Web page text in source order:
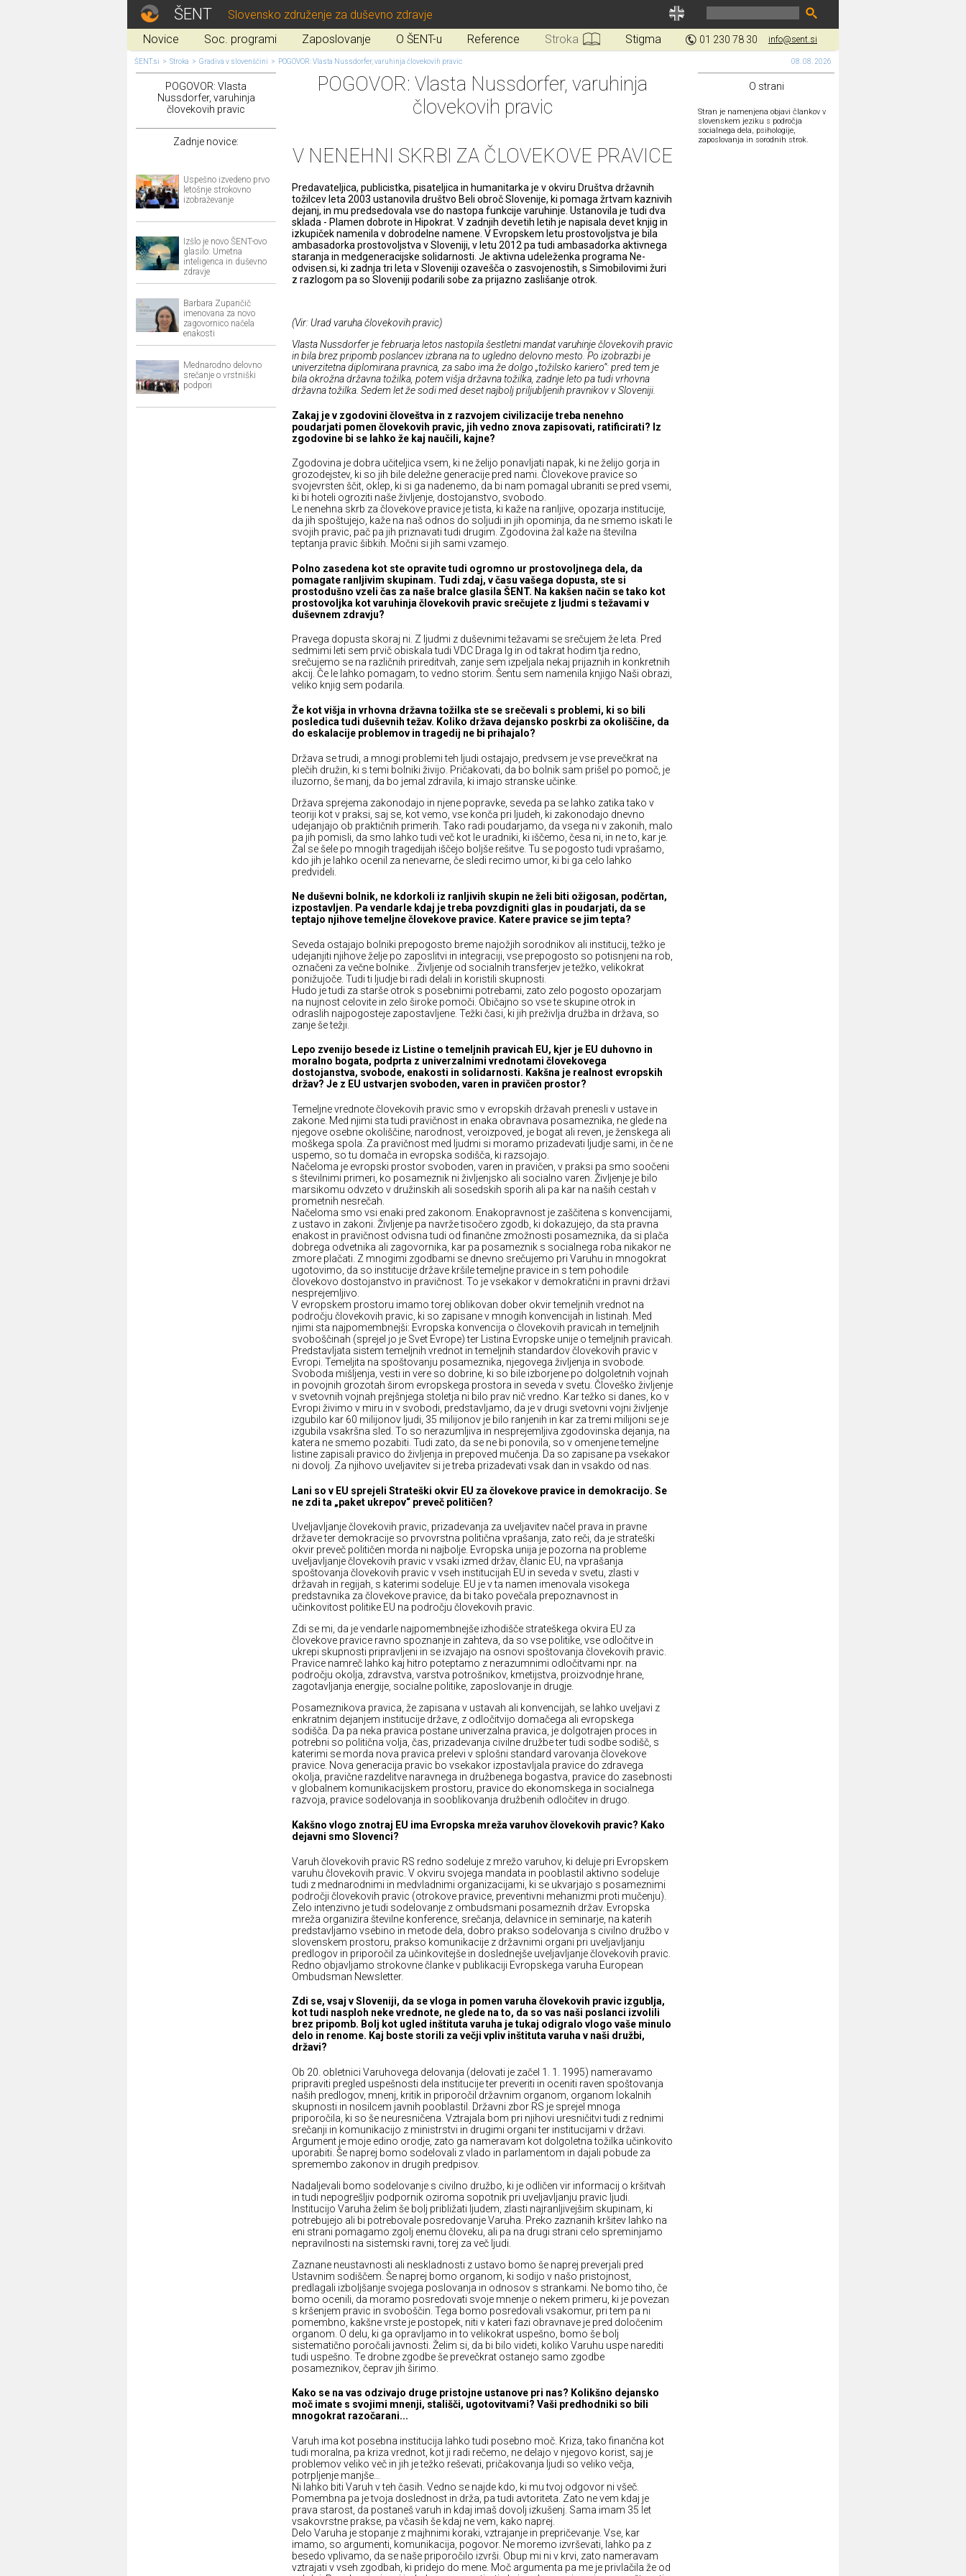
ŠENT Slovensko združenje za duševno zdravje
01 230 78 30
Novice Soc. programi Zaposlovanje O ŠENT-u Reference Stroka Stigma info@sent.si
08. 08. 2026
ŠENT.si > Stroka > Gradiva v slovenščini > POGOVOR: Vlasta Nussdorfer, varuhinja človekovih pravic
POGOVOR: Vlasta
Nussdorfer, varuhinja
človekovih pravic
Zadnje novice:
Uspešno izvedeno prvo
letošnje strokovno
izobraževanje
Izšlo je novo ŠENT-ovo
glasilo: Umetna
inteligenca in duševno
zdravje
Barbara Zupančič
imenovana za novo
zagovornico načela
enakosti
Mednarodno delovno
srečanje o vrstniški
podpori
POGOVOR: Vlasta Nussdorfer, varuhinja
človekovih pravic
V NENEHNI SKRBI ZA ČLOVEKOVE PRAVICE
Predavateljica, publicistka, pisateljica in humanitarka je v okviru Društva državnih
tožilcev leta 2003 ustanovila društvo Beli obroč Slovenije, ki pomaga žrtvam kaznivih
dejanj, in mu predsedovala vse do nastopa funkcije varuhinje. Ustanovila je tudi dva
sklada - Plamen dobrote in Hipokrat. V zadnjih devetih letih je napisala devet knjig in
izkupiček namenila v dobrodelne namene. V Evropskem letu prostovoljstva je bila
ambasadorka prostovoljstva v Sloveniji, v letu 2012 pa tudi ambasadorka aktivnega
staranja in medgeneracijske solidarnosti. Je aktivna udeleženka programa Ne-
odvisen.si, ki zadnja tri leta v Sloveniji ozavešča o zasvojenostih, s Simobilovimi žuri
z razlogom pa so Sloveniji podarili sobe za prijazno zaslišanje otrok.
(Vir: Urad varuha človekovih pravic)
Vlasta Nussdorfer je februarja letos nastopila šestletni mandat varuhinje človekovih pravic
in bila brez pripomb poslancev izbrana na to ugledno delovno mesto. Po izobrazbi je
univerzitetna diplomirana pravnica, za sabo ima že dolgo „tožilsko kariero“: pred tem je
bila okrožna državna tožilka, potem višja državna tožilka, zadnje leto pa tudi vrhovna
državna tožilka. Sedem let že sodi med deset najbolj priljubljenih pravnikov v Sloveniji.
Zakaj je v zgodovini človeštva in z razvojem civilizacije treba nenehno
poudarjati pomen človekovih pravic, jih vedno znova zapisovati, ratificirati? Iz
zgodovine bi se lahko že kaj naučili, kajne?
Zgodovina je dobra učiteljica vsem, ki ne želijo ponavljati napak, ki ne želijo gorja in
grozodejstev, ki so jih bile deležne generacije pred nami. Človekove pravice so
svojevrsten ščit, oklep, ki si ga nadenemo, da bi nam pomagal ubraniti se pred vsemi,
ki bi hoteli ogroziti naše življenje, dostojanstvo, svobodo.
Le nenehna skrb za človekove pravice je tista, ki kaže na ranljive, opozarja institucije,
da jih spoštujejo, kaže na naš odnos do soljudi in jih opominja, da ne smemo iskati le
svojih pravic, pač pa jih priznavati tudi drugim. Zgodovina žal kaže na številna
teptanja pravic šibkih. Močni si jih sami vzamejo.
Polno zasedena kot ste opravite tudi ogromno ur prostovoljnega dela, da
pomagate ranljivim skupinam. Tudi zdaj, v času vašega dopusta, ste si
prostodušno vzeli čas za naše bralce glasila ŠENT. Na kakšen način se tako kot
prostovoljka kot varuhinja človekovih pravic srečujete z ljudmi s težavami v
duševnem zdravju?
Pravega dopusta skoraj ni. Z ljudmi z duševnimi težavami se srečujem že leta. Pred
sedmimi leti sem prvič obiskala tudi VDC Draga Ig in od takrat hodim tja redno,
srečujemo se na različnih prireditvah, zanje sem izpeljala nekaj prijaznih in konkretnih
akcij. Če le lahko pomagam, to vedno storim. Šentu sem namenila knjigo Naši obrazi,
veliko knjig sem podarila.
Že kot višja in vrhovna državna tožilka ste se srečevali s problemi, ki so bili
posledica tudi duševnih težav. Koliko država dejansko poskrbi za okoliščine, da
do eskalacije problemov in tragedij ne bi prihajalo?
Država se trudi, a mnogi problemi teh ljudi ostajajo, predvsem je vse prevečkrat na
plečih družin, ki s temi bolniki živijo. Pričakovati, da bo bolnik sam prišel po pomoč, je
iluzorno, še manj, da bo jemal zdravila, ki imajo stranske učinke.
Država sprejema zakonodajo in njene popravke, seveda pa se lahko zatika tako v
teoriji kot v praksi, saj se, kot vemo, vse konča pri ljudeh, ki zakonodajo dnevno
udejanjajo ob praktičnih primerih. Tako radi poudarjamo, da vsega ni v zakonih, malo
pa jih pomisli, da smo lahko tudi več kot le uradniki, ki iščemo, česa ni, in ne to, kar je.
Žal se šele po mnogih tragedijah iščejo boljše rešitve. Tu se pogosto tudi vprašamo,
kdo jih je lahko ocenil za nenevarne, če sledi recimo umor, ki bi ga celo lahko
predvideli.
Ne duševni bolnik, ne kdorkoli iz ranljivih skupin ne želi biti ožigosan, podčrtan,
izpostavljen. Pa vendarle kdaj je treba povzdigniti glas in poudarjati, da se
teptajo njihove temeljne človekove pravice. Katere pravice se jim tepta?
Seveda ostajajo bolniki prepogosto breme najožjih sorodnikov ali institucij, težko je
udejanjiti njihove želje po zaposlitvi in integraciji, vse prepogosto so potisnjeni na rob,
označeni za večne bolnike... Življenje od socialnih transferjev je težko, velikokrat
ponižujoče. Tudi ti ljudje bi radi delali in koristili skupnosti.
Hudo je tudi za starše otrok s posebnimi potrebami, zato zelo pogosto opozarjam
na nujnost celovite in zelo široke pomoči. Običajno so vse te skupine otrok in
odraslih najpogosteje zapostavljene. Težki časi, ki jih preživlja družba in država, so
zanje še težji.
Lepo zvenijo besede iz Listine o temeljnih pravicah EU, kjer je EU duhovno in
moralno bogata, podprta z univerzalnimi vrednotami človekovega
dostojanstva, svobode, enakosti in solidarnosti. Kakšna je realnost evropskih
držav? Je z EU ustvarjen svoboden, varen in pravičen prostor?
Temeljne vrednote človekovih pravic smo v evropskih državah prenesli v ustave in
zakone. Med njimi sta tudi pravičnost in enaka obravnava posameznika, ne glede na
njegove osebne okoliščine, narodnost, veroizpoved, je bogat ali reven, je ženskega ali
moškega spola. Za pravičnost med ljudmi si moramo prizadevati ljudje sami, in če ne
uspemo, so tu domača in evropska sodišča, ki razsojajo.
Načeloma je evropski prostor svoboden, varen in pravičen, v praksi pa smo soočeni
s številnimi primeri, ko posameznik ni življenjsko ali socialno varen. Življenje je bilo
marsikomu odvzeto v družinskih ali sosedskih sporih ali pa kar na naših cestah v
prometnih nesrečah.
Načeloma smo vsi enaki pred zakonom. Enakopravnost je zaščitena s konvencijami,
z ustavo in zakoni. Življenje pa navrže tisočero zgodb, ki dokazujejo, da sta pravna
enakost in pravičnost odvisna tudi od finančne zmožnosti posameznika, da si plača
dobrega odvetnika ali zagovornika, kar pa posameznik s socialnega roba nikakor ne
zmore plačati. Z mnogimi zgodbami se dnevno srečujemo pri Varuhu in mnogokrat
ugotovimo, da so institucije države kršile temeljne pravice in s tem pohodile
človekovo dostojanstvo in pravičnost. To je vsekakor v demokratični in pravni državi
nesprejemljivo.
V evropskem prostoru imamo torej oblikovan dober okvir temeljnih vrednot na
področju človekovih pravic, ki so zapisane v mnogih konvencijah in listinah. Med
njimi sta najpomembnejši: Evropska konvencija o človekovih pravicah in temeljnih
svoboščinah (sprejel jo je Svet Evrope) ter Listina Evropske unije o temeljnih pravicah.
Predstavljata sistem temeljnih vrednot in temeljnih standardov človekovih pravic v
Evropi. Temeljita na spoštovanju posameznika, njegovega življenja in svobode.
Svoboda mišljenja, vesti in vere so dobrine, ki so bile izborjene po dolgoletnih vojnah
in povojnih grozotah širom evropskega prostora in seveda v svetu. Človeško življenje
v svetovnih vojnah prejšnjega stoletja ni bilo prav nič vredno. Kar težko si danes, ko v
Evropi živimo v miru in v svobodi, predstavljamo, da je v drugi svetovni vojni življenje
izgubilo kar 60 milijonov ljudi, 35 milijonov je bilo ranjenih in kar za tremi milijoni se je
izgubila vsakršna sled. To so nerazumljiva in nesprejemljiva zgodovinska dejanja, na
katera ne smemo pozabiti. Tudi zato, da se ne bi ponovila, so v omenjene temeljne
listine zapisali pravico do življenja in prepoved mučenja. Da so zapisane pa vsekakor
ni dovolj. Za njihovo uveljavitev si je treba prizadevati vsak dan in vsakdo od nas.
Lani so v EU sprejeli Strateški okvir EU za človekove pravice in demokracijo. Se
ne zdi ta „paket ukrepov“ preveč političen?
Uveljavljanje človekovih pravic, prizadevanja za uveljavitev načel prava in pravne
države ter demokracije so prvovrstna politična vprašanja, zato reči, da je strateški
okvir preveč političen morda ni najbolje. Evropska unija je pozorna na probleme
uveljavljanje človekovih pravic v vsaki izmed držav, članic EU, na vprašanja
spoštovanja človekovih pravic v vseh institucijah EU in seveda v svetu, zlasti v
državah in regijah, s katerimi sodeluje. EU je v ta namen imenovala visokega
predstavnika za človekove pravice, da bi tako povečala prepoznavnost in
učinkovitost politike EU na področju človekovih pravic.
Zdi se mi, da je vendarle najpomembnejše izhodišče strateškega okvira EU za
človekove pravice ravno spoznanje in zahteva, da so vse politike, vse odločitve in
ukrepi skupnosti pripravljeni in se izvajajo na osnovi spoštovanja človekovih pravic.
Pravice namreč lahko kaj hitro poteptamo z nerazumnimi odločitvami npr. na
področju okolja, zdravstva, varstva potrošnikov, kmetijstva, proizvodnje hrane,
zagotavljanja energije, socialne politike, zaposlovanje in drugje.
Posameznikova pravica, že zapisana v ustavah ali konvencijah, se lahko uveljavi z
enkratnim dejanjem institucije države, z odločitvijo domačega ali evropskega
sodišča. Da pa neka pravica postane univerzalna pravica, je dolgotrajen proces in
potrebni so politična volja, čas, prizadevanja civilne družbe ter tudi sodbe sodišč, s
katerimi se morda nova pravica prelevi v splošni standard varovanja človekove
pravice. Nova generacija pravic bo vsekakor izpostavljala pravice do zdravega
okolja, pravične razdelitve naravnega in družbenega bogastva, pravice do zasebnosti
v globalnem komunikacijskem prostoru, pravice do ekonomskega in socialnega
razvoja, pravice sodelovanja in sooblikovanja družbenih odločitev in drugo.
Kakšno vlogo znotraj EU ima Evropska mreža varuhov človekovih pravic? Kako
dejavni smo Slovenci?
Varuh človekovih pravic RS redno sodeluje z mrežo varuhov, ki deluje pri Evropskem
varuhu človekovih pravic. V okviru svojega mandata in pooblastil aktivno sodeluje
tudi z mednarodnimi in medvladnimi organizacijami, ki se ukvarjajo s posameznimi
področji človekovih pravic (otrokove pravice, preventivni mehanizmi proti mučenju).
Zelo intenzivno je tudi sodelovanje z ombudsmani posameznih držav. Evropska
mreža organizira številne konference, srečanja, delavnice in seminarje, na katerih
predstavljamo vsebino in metode dela, dobro prakso sodelovanja s civilno družbo v
slovenskem prostoru, prakso komunikacije z državnimi organi pri uveljavljanju
predlogov in priporočil za učinkovitejše in doslednejše uveljavljanje človekovih pravic.
Redno objavljamo strokovne članke v publikaciji Evropskega varuha European
Ombudsman Newsletter.
Zdi se, vsaj v Sloveniji, da se vloga in pomen varuha človekovih pravic izgublja,
kot tudi nasploh neke vrednote, ne glede na to, da so vas naši poslanci izvolili
brez pripomb. Bolj kot ugled inštituta varuha je tukaj odigralo vlogo vaše minulo
delo in renome. Kaj boste storili za večji vpliv inštituta varuha v naši družbi,
državi?
Ob 20. obletnici Varuhovega delovanja (delovati je začel 1. 1. 1995) nameravamo
pripraviti pregled uspešnosti dela institucije ter preveriti in oceniti raven spoštovanja
naših predlogov, mnenj, kritik in priporočil državnim organom, organom lokalnih
skupnosti in nosilcem javnih pooblastil. Državni zbor RS je sprejel mnoga
priporočila, ki so še neuresničena. Vztrajala bom pri njihovi uresničitvi tudi z rednimi
srečanji in komunikacijo z ministrstvi in drugimi organi ter institucijami v državi.
Argument je moje edino orodje, zato ga nameravam kot dolgoletna tožilka učinkovito
uporabiti. Še naprej bomo sodelovali z vlado in parlamentom in dajali pobude za
spremembo zakonov in drugih predpisov.
Nadaljevali bomo sodelovanje s civilno družbo, ki je odličen vir informacij o kršitvah
in tudi nepogrešljiv podpornik oziroma sopotnik pri uveljavljanju pravic ljudi.
Institucijo Varuha želim še bolj približati ljudem, zlasti najranljivejšim skupinam, ki
potrebujejo ali bi potrebovale posredovanje Varuha. Preko zaznanih kršitev lahko na
eni strani pomagamo zgolj enemu človeku, ali pa na drugi strani celo spreminjamo
nepravilnosti na sistemski ravni, torej za več ljudi.
Zaznane neustavnosti ali neskladnosti z ustavo bomo še naprej preverjali pred
Ustavnim sodiščem. Še naprej bomo organom, ki sodijo v našo pristojnost,
predlagali izboljšanje svojega poslovanja in odnosov s strankami. Ne bomo tiho, če
bomo ocenili, da moramo posredovati svoje mnenje o nekem primeru, ki je povezan
s kršenjem pravic in svoboščin. Tega bomo posredovali vsakomur, pri tem pa ni
pomembno, kakšne vrste je postopek, niti v kateri fazi obravnave je pred določenim
organom. O delu, ki ga opravljamo in to velikokrat uspešno, bomo še bolj
sistematično poročali javnosti. Želim si, da bi bilo videti, koliko Varuhu uspe narediti
tudi uspešno. Te drobne zgodbe še prevečkrat ostanejo samo zgodbe
posameznikov, čeprav jih širimo.
Kako se na vas odzivajo druge pristojne ustanove pri nas? Kolikšno dejansko
moč imate s svojimi mnenji, stališči, ugotovitvami? Vaši predhodniki so bili
mnogokrat razočarani...
Varuh ima kot posebna institucija lahko tudi posebno moč. Kriza, tako finančna kot
tudi moralna, pa kriza vrednot, kot ji radi rečemo, ne delajo v njegovo korist, saj je
problemov veliko več in jih je težko reševati, pričakovanja ljudi so veliko večja,
potrpljenje manjše…
Ni lahko biti Varuh v teh časih. Vedno se najde kdo, ki mu tvoj odgovor ni všeč.
Pomembna pa je tvoja doslednost in drža, pa tudi avtoriteta. Zato ne vem kdaj je
prava starost, da postaneš varuh in kdaj imaš dovolj izkušenj. Sama imam 35 let
vsakovrstne prakse, pa včasih še kdaj ne vem, kako naprej.
Delo Varuha je stopanje z majhnimi koraki, vztrajanje in prepričevanje. Vse, kar
imamo, so argumenti, komunikacija, pogovor. Ne moremo izvrševati, lahko pa z
besedo vplivamo, da se naše priporočilo izvrši. Obup mi ni v krvi, zato nameravam
vztrajati v vseh zgodbah, ki pridejo do mene. Moč argumenta pa me je privlačila že od
O strani
Stran je namenjena objavi člankov v
slovenskem jeziku s področja
socialnega dela, psihologije,
zaposlovanja in sorodnih strok.